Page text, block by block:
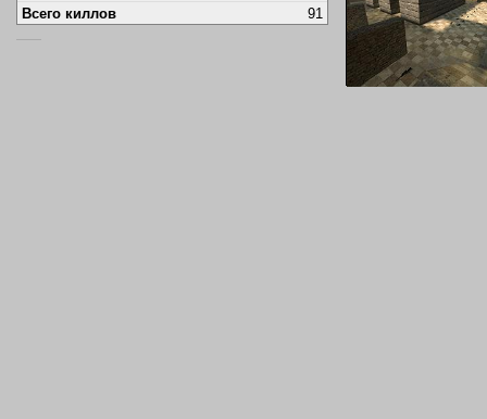
Всего киллов
91